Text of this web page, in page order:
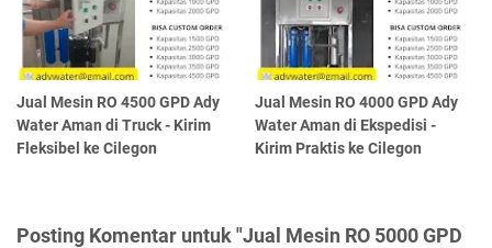
Jual Mesin RO 4500 GPD Ady
Water Aman di Truck - Kirim
Fleksibel ke Cilegon
Jual Mesin RO 4000 GPD Ady
Water Aman di Ekspedisi -
Kirim Praktis ke Cilegon
Posting Komentar untuk "Jual Mesin RO 5000 GPD